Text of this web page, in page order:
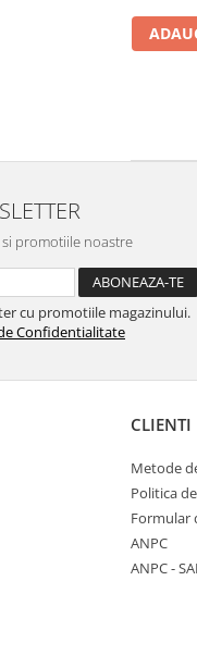
promotiile noastre
cu promotiile magazinului.
Confidentialitate
CLIENTI
Metode
Politica
Formular
ANPC
ANPC -